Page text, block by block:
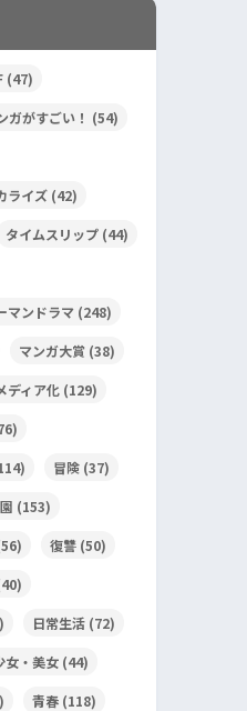
(47)
ガがすごい！ (54)
ライズ (42)
タイムスリップ (44)
マンドラマ (248)
マンガ大賞 (38)
ディア化 (129)
冒険 (37)
(153)
復讐 (50)
日常生活 (72)
女・美女 (44)
青春 (118)